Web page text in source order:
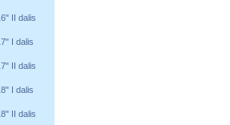
II dalis
I dalis
II dalis
I dalis
II dalis